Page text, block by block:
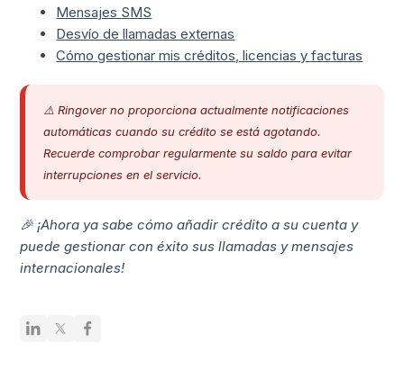
Mensajes SMS
Desvío de llamadas externas
Cómo gestionar mis créditos, licencias y facturas
⚠️ Ringover no proporciona actualmente notificaciones
automáticas cuando su crédito se está agotando.
Recuerde comprobar regularmente su saldo para evitar
interrupciones en el servicio.
🎉 ¡Ahora ya sabe cómo añadir crédito a su cuenta y
puede gestionar con éxito sus llamadas y mensajes
internacionales!